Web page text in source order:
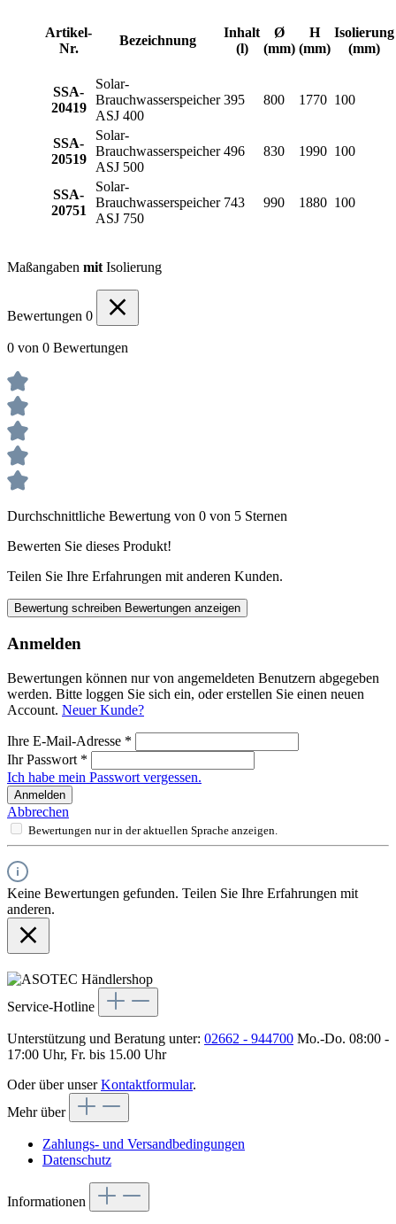
Artikel-
Nr.
Bezeichnung
Inhalt
(l)
Ø
(mm)
H
(mm)
Isolierung
(mm)
SSA-
20419
Solar-
Brauchwasserspeicher
ASJ 400
395 800 1770 100
SSA-
20519
Solar-
Brauchwasserspeicher
ASJ 500
496 830 1990 100
SSA-
20751
Solar-
Brauchwasserspeicher
ASJ 750
743 990 1880 100
Maßangaben mit Isolierung
Bewertungen 0
0 von 0 Bewertungen
Durchschnittliche Bewertung von 0 von 5 Sternen
Bewerten Sie dieses Produkt!
Teilen Sie Ihre Erfahrungen mit anderen Kunden.
Bewertung schreiben Bewertungen anzeigen
Anmelden
Bewertungen können nur von angemeldeten Benutzern abgegeben
werden. Bitte loggen Sie sich ein, oder erstellen Sie einen neuen
Account. Neuer Kunde?
Ihre E-Mail-Adresse *
Ihr Passwort *
Ich habe mein Passwort vergessen.
Anmelden
Abbrechen
Bewertungen nur in der aktuellen Sprache anzeigen.
Keine Bewertungen gefunden. Teilen Sie Ihre Erfahrungen mit
anderen.
Service-Hotline
Unterstützung und Beratung unter: 02662 - 944700 Mo.-Do. 08:00 -
17:00 Uhr, Fr. bis 15.00 Uhr
Oder über unserKontaktformular.
Mehr über
Zahlungs- und Versandbedingungen
Datenschutz
Informationen